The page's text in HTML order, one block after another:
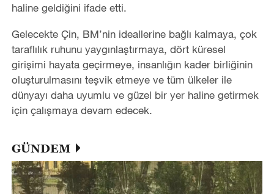
haline geldiğini ifade etti.
Gelecekte Çin, BM’nin ideallerine bağlı kalmaya, çok
taraflılık ruhunu yaygınlaştırmaya, dört küresel
girişimi hayata geçirmeye, insanlığın kader birliğinin
oluşturulmasını teşvik etmeye ve tüm ülkeler ile
dünyayı daha uyumlu ve güzel bir yer haline getirmek
için çalışmaya devam edecek.
GÜNDEM